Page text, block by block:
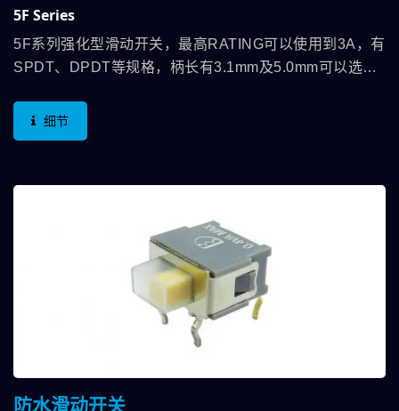
5F Series
5F系列强化型滑动开关，最高RATING可以使用到3A，有
SPDT、DPDT等规格，柄长有3.1mm及5.0mm可以选择
用面相当广泛，举凡各类的仪器设备及消费性电子…等
细节
防水滑动开关